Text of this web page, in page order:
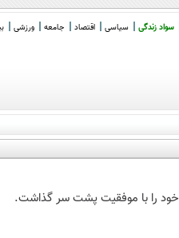
سواد زندگی سیاسی اقتصاد جامعه ورزشی